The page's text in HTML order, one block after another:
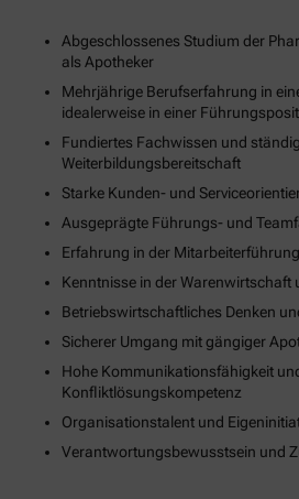
Abgeschlossenes Studium der
als Apotheker
Mehrjährige Berufserfahrung in
idealerweise in einer
Fundiertes Fachwissen und
Weiterbildungsbereitschaft
Starke Kunden- und
Ausgeprägte Führungs- und
Erfahrung in der
Kenntnisse in der Warenwirtschaft
Betriebswirtschaftliches Denken
Sicherer Umgang mit gängiger
Hohe Kommunikationsfähigkeit
Konfliktlösungskompetenz
Organisationstalent und
Verantwortungsbewusstsein und